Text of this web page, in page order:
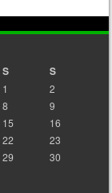
S S
1
2
8
9
15
16
22
23
29
30